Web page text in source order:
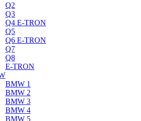
Q2
Q3
Q4 E-TRON
Q5
Q6 E-TRON
Q7
Q8
E-TRON
BMW 1
BMW 2
BMW 3
BMW 4
BMW 5